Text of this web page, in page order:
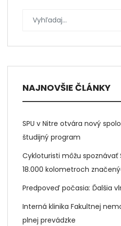
NAJNOVŠIE ČLÁNKY
SPU v Nitre otvára nový
študijný program
Cykloturisti môžu spoznávať
18.000 kolometroch
Predpoveď počasia: Ďalšia
Interná klinika Fakultnej
plnej prevádzke